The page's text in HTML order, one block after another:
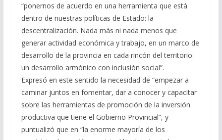
“ponernos de acuerdo en una herramienta que está
dentro de nuestras políticas de Estado: la
descentralización. Nada más ni nada menos que
generar actividad económica y trabajo, en un marco de
desarrollo de la provincia en cada rincón del territorio:
un desarrollo armónico con inclusión social”.
Expresó en este sentido la necesidad de “empezar a
caminar juntos en fomentar, dar a conocer y capacitar
sobre las herramientas de promoción de la inversión
productiva que tiene el Gobierno Provincial”, y
puntualizó que en “la enorme mayoría de los